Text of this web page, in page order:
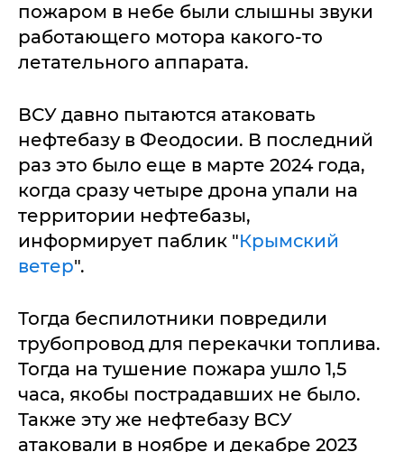
пожаром в небе были слышны звуки
работающего мотора какого-то
летательного аппарата.
ВСУ давно пытаются атаковать
нефтебазу в Феодосии. В последний
раз это было еще в марте 2024 года,
когда сразу четыре дрона упали на
территории нефтебазы,
информирует паблик "Крымский
ветер".
Тогда беспилотники повредили
трубопровод для перекачки топлива.
Тогда на тушение пожара ушло 1,5
часа, якобы пострадавших не было.
Также эту же нефтебазу ВСУ
атаковали в ноябре и декабре 2023